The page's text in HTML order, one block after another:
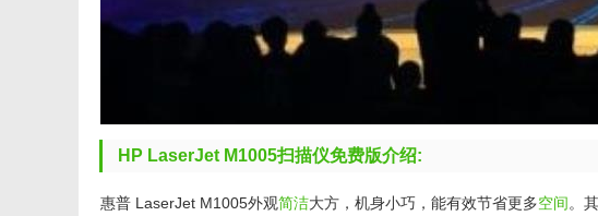
HP LaserJet M1005扫描仪免费版介绍:
惠普 LaserJet M1005外观简洁大方，机身小巧，能有效节省更多空间。